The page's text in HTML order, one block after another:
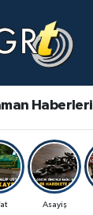
Haberleri
Asayiş